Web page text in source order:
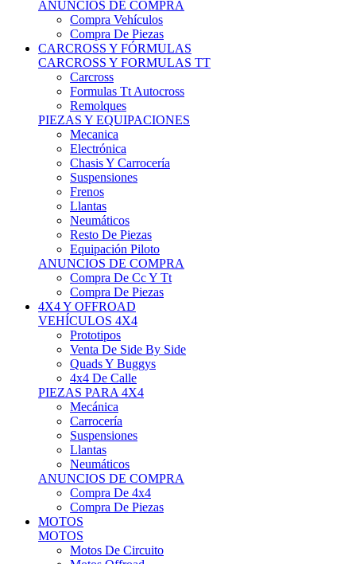
ANUNCIOS DE COMPRA
Compra Vehículos
Compra De Piezas
CARCROSS Y FÓRMULAS
CARCROSS Y FORMULAS TT
Carcross
Formulas Tt Autocross
Remolques
PIEZAS Y EQUIPACIONES
Mecanica
Electrónica
Chasis Y Carrocería
Suspensiones
Frenos
Llantas
Neumáticos
Resto De Piezas
Equipación Piloto
ANUNCIOS DE COMPRA
Compra De Cc Y Tt
Compra De Piezas
4X4 Y OFFROAD
VEHÍCULOS 4X4
Prototipos
Venta De Side By Side
Quads Y Buggys
4x4 De Calle
PIEZAS PARA 4X4
Mecánica
Carrocería
Suspensiones
Llantas
Neumáticos
ANUNCIOS DE COMPRA
Compra De 4x4
Compra De Piezas
MOTOS
MOTOS
Motos De Circuito